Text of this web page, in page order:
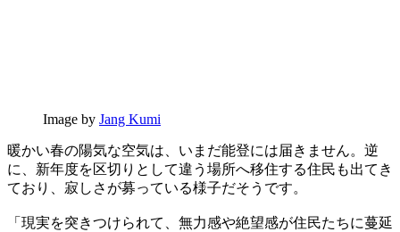
Image by Jang Kumi
暖かい春の陽気な空気は、いまだ能登には届きません。逆
に、新年度を区切りとして違う場所へ移住する住民も出てき
ており、寂しさが募っている様子だそうです。
「現実を突きつけられて、無力感や絶望感が住民たちに蔓延